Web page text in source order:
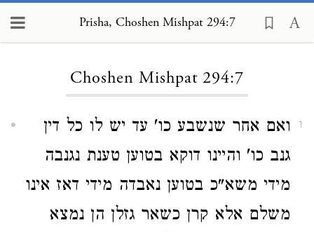
Prisha, Choshen Mishpat 294:7
Choshen Mishpat 294:7
1
ואם אחר שנשבע כו' עד יש לו כל דין
גנב כו' והיינו דוקא בטוען טענת נגנבה
מידי משא"כ בטוען נאבדה מידי דאז אינו
משלם אלא קרן כשאר גזלן הן נמצא